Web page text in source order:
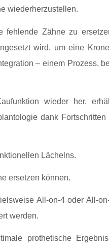
wiederherzustellen.
fehlende Zähne zu
wird, um eine
– einem Prozess,
wieder her,
dank
Lächelns.
ersetzen können.
All-on-4 oder All-
werden.
prothetische